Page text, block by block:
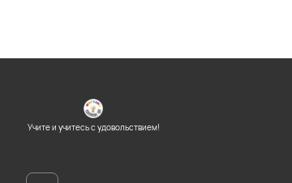
Учите и учитесь с удовольствием!